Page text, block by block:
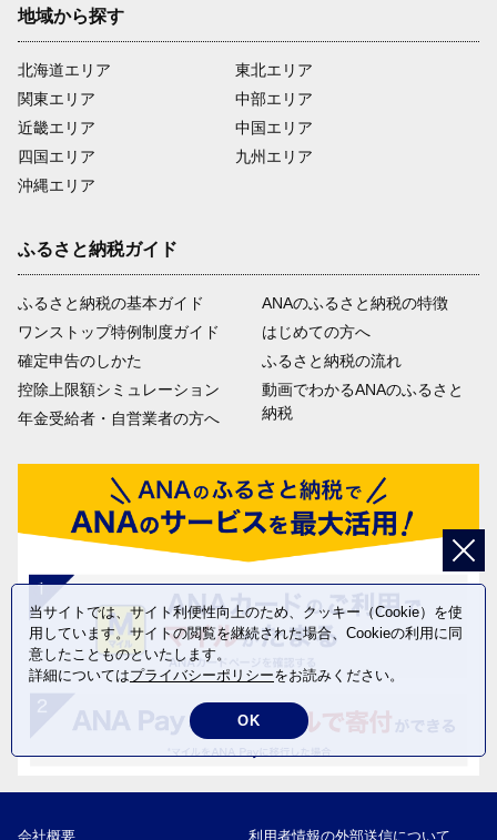
地域から探す
北海道エリア
関東エリア
近畿エリア
四国エリア
沖縄エリア
東北エリア
中部エリア
中国エリア
九州エリア
ふるさと納税ガイド
ふるさと納税の基本ガイド
ワンストップ特例制度ガイド
確定申告のしかた
控除上限額シミュレーション
年金受給者・自営業者の方へ
ANAのふるさと納税の特徴
はじめての方へ
ふるさと納税の流れ
動画でわかるANAのふるさと
納税
会社概要 利用者情報の外部送信について
当サイトでは、サイト利便性向上のため、クッキー（Cookie）を使
用しています。サイトの閲覧を継続された場合、Cookieの利用に同
意したことものといたします。
詳細についてはプライバシーポリシーをお読みください。
OK